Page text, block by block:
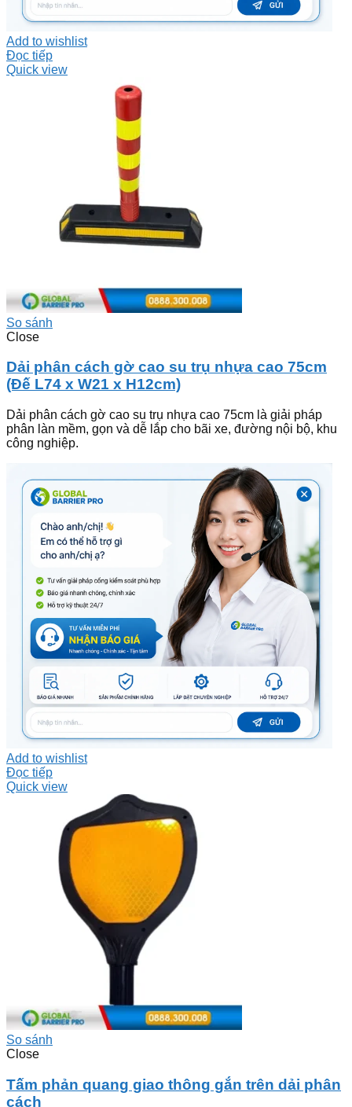
Add to wishlist
Đọc tiếp
Quick view
So sánh
Close
Dải phân cách gờ cao su trụ nhựa cao 75cm
(Đế L74 x W21 x H12cm)
Dải phân cách gờ cao su trụ nhựa cao 75cm là giải pháp
phân làn mềm, gọn và dễ lắp cho bãi xe, đường nội bộ, khu
công nghiệp.
Add to wishlist
Đọc tiếp
Quick view
So sánh
Close
Tấm phản quang giao thông gắn trên dải phân
cách